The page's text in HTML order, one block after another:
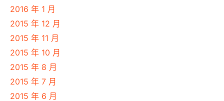
2016 年 1 月
2015 年 12 月
2015 年 11 月
2015 年 10 月
2015 年 8 月
2015 年 7 月
2015 年 6 月